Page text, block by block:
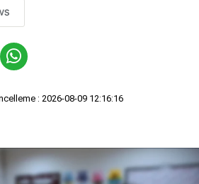
: 2026-08-09 12:16:16